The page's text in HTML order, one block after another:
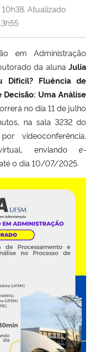
. Atualizado
em Administração
da aluna Julia
Difícil? Fluência de
Uma Análise
no dia 11 de julho
na sala 3232 do
videoconferência.
enviando e-
o dia 10/07/2025.